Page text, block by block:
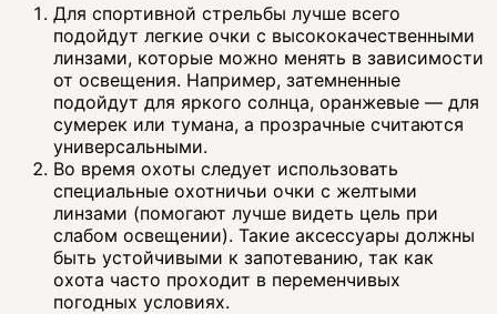
Для спортивной стрельбы лучше всего
подойдут легкие очки с высококачественными
линзами, которые можно менять в зависимости
от освещения. Например, затемненные
подойдут для яркого солнца, оранжевые — для
сумерек или тумана, а прозрачные считаются
универсальными.
Во время охоты следует использовать
специальные охотничьи очки с желтыми
линзами (помогают лучше видеть цель при
слабом освещении). Такие аксессуары должны
быть устойчивыми к запотеванию, так как
охота часто проходит в переменчивых
погодных условиях.